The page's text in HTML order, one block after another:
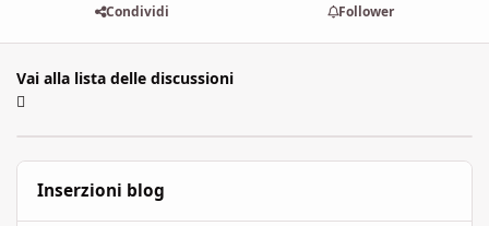
Condividi Follower
Vai alla lista delle discussioni
Inserzioni blog